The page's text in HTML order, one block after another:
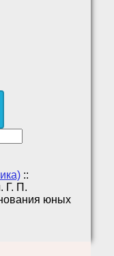
::
Г. П.
юных